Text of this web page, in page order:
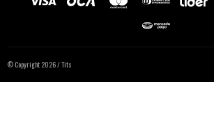
© Copyright 2026 / Tits